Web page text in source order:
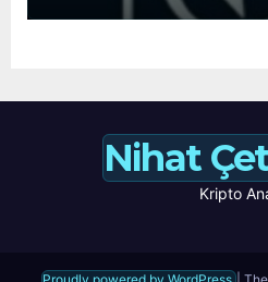
Nihat
Kripto